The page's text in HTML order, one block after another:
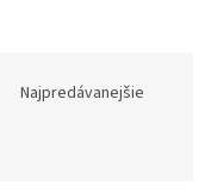
Najpredávanejšie